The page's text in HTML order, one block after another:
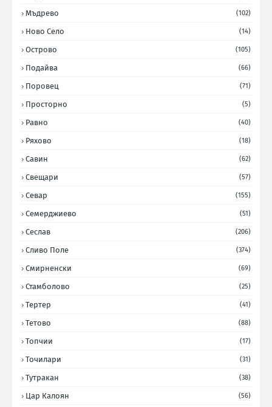
Мъдрево (102)
Ново Село (14)
Острово (105)
Подайва (66)
Поровец (71)
Просторно (5)
Равно (40)
Ряхово (18)
Савин (62)
Свещари (57)
Севар (155)
Семерджиево (51)
Сеслав (206)
Сливо Поле (374)
Смирненски (69)
Стамболово (25)
Тертер (41)
Тетово (88)
Топчии (17)
Точилари (31)
Тутракан (38)
Цар Калоян (56)